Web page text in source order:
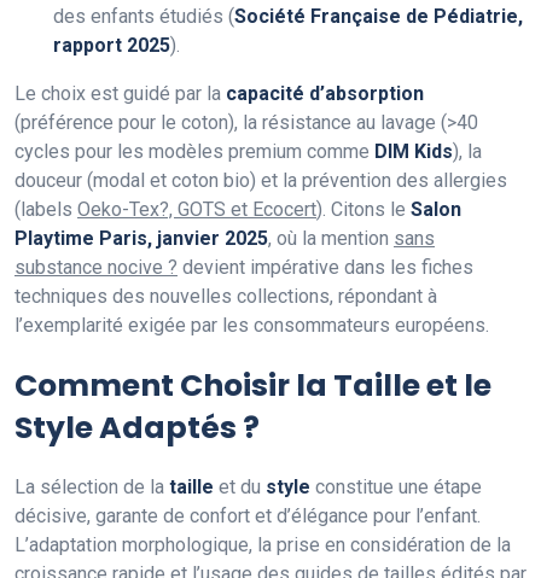
des enfants étudiés (Société Française de Pédiatrie,
rapport 2025).
Le choix est guidé par la capacité d’absorption
(préférence pour le coton), la résistance au lavage (>40
cycles pour les modèles premium comme DIM Kids), la
douceur (modal et coton bio) et la prévention des allergies
(labels Oeko-Tex?, GOTS et Ecocert). Citons le Salon
Playtime Paris, janvier 2025, où la mention sans
substance nocive ? devient impérative dans les fiches
techniques des nouvelles collections, répondant à
l’exemplarité exigée par les consommateurs européens.
Comment Choisir la Taille et le
Style Adaptés ?
La sélection de la taille et du style constitue une étape
décisive, garante de confort et d’élégance pour l’enfant.
L’adaptation morphologique, la prise en considération de la
croissance rapide et l’usage des guides de tailles édités par